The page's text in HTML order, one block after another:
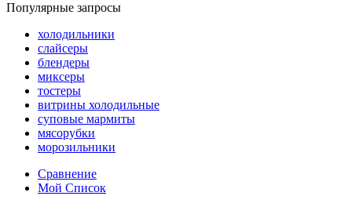
Популярные запросы
холодильники
слайсеры
блендеры
миксеры
тостеры
витрины холодильные
суповые мармиты
мясорубки
морозильники
Сравнение
Мой Список